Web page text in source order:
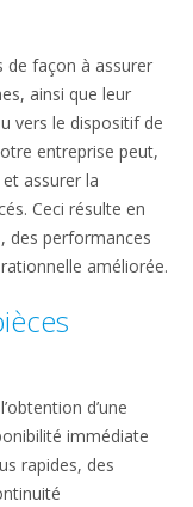
de façon à assurer
ainsi que leur
vers le dispositif de
entreprise peut,
assurer la
Ceci résulte en
des performances
améliorée.
d’une
immédiate
rapides, des